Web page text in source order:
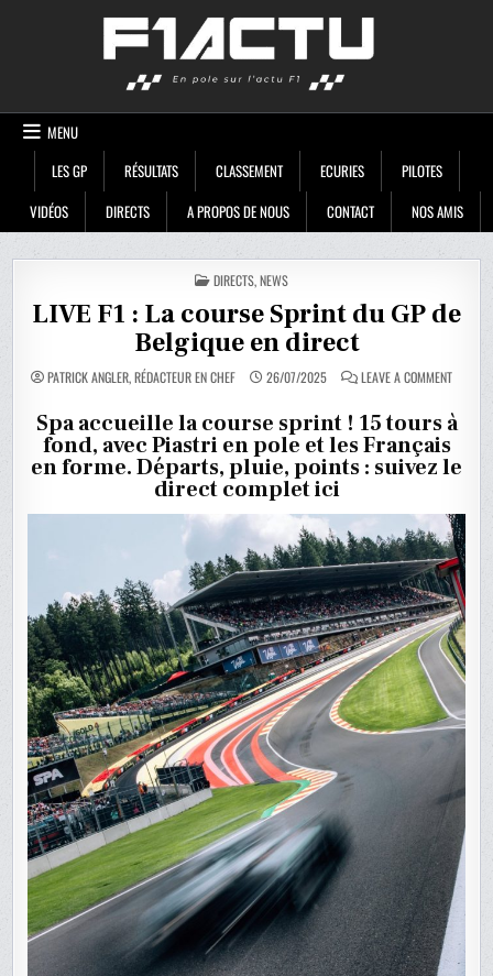
MENU
LES GP
RÉSULTATS CLASSEMENT ECURIES
PILOTES
VIDÉOS
DIRECTS A PROPOS DE NOUS CONTACT NOS AMIS
POSTED
IN
DIRECTS,NEWS
LIVE F1 : La course Sprint du GP de
Belgique en direct
PATRICK ANGLER, RÉDACTEUR EN CHEF 26/07/2025 LEAVE A COMMENTON
LIVE
:
LA
SPRINT
DU
EN
DIRECT
Spa accueille la course sprint ! 15 tours à
fond, avec Piastri en pole et les Français
en forme. Départs, pluie, points : suivez le
direct complet ici